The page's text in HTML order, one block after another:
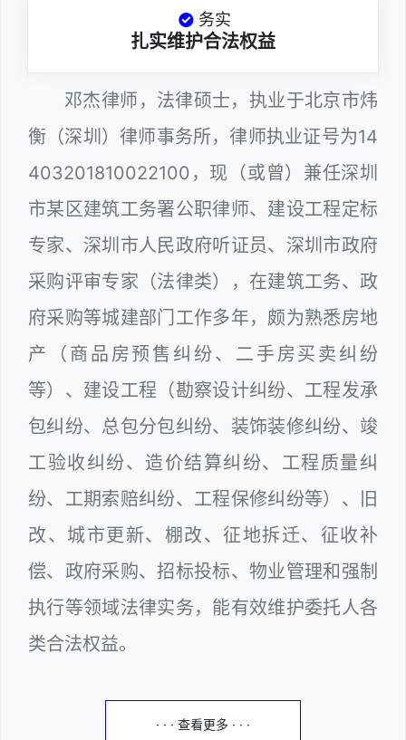
务实
扎实维护合法权益
邓杰律师，法律硕士，执业于北京市炜
衡（深圳）律师事务所，律师执业证号为14
403201810022100，现（或曾）兼任深圳
市某区建筑工务署公职律师、建设工程定标
专家、深圳市人民政府听证员、深圳市政府
采购评审专家（法律类），在建筑工务、政
府采购等城建部门工作多年，颇为熟悉房地
产（商品房预售纠纷、二手房买卖纠纷
等）、建设工程（勘察设计纠纷、工程发承
包纠纷、总包分包纠纷、装饰装修纠纷、竣
工验收纠纷、造价结算纠纷、工程质量纠
纷、工期索赔纠纷、工程保修纠纷等）、旧
改、城市更新、棚改、征地拆迁、征收补
偿、政府采购、招标投标、物业管理和强制
执行等领域法律实务，能有效维护委托人各
类合法权益。
· · · 查看更多 · · ·